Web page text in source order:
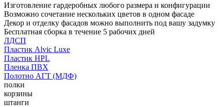
Изготовление гардеробных любого размера и конфигурации
Возможно сочетание нескольких цветов в одном фасаде
Декор и отделку фасадов можно выполнить под вашу задумку
Бесплатная сборка в течение 5 рабочих дней
ЛДСП
Пластик Alvic Luxe
Пластик HPL
Пленка ПВХ
Полотно АГТ (МДФ)
полки
корзины
штанги